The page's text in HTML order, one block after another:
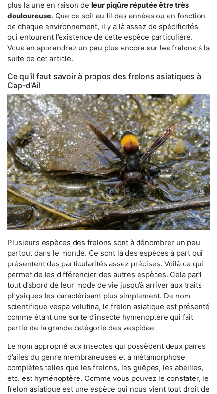
plus la une en raison de leur piqûre réputée être très
douloureuse. Que ce soit au fil des années ou en fonction
de chaque environnement, il y a là assez de spécificités
qui entourent l’existence de cette espèce particulière.
Vous en apprendrez un peu plus encore sur les frelons à la
suite de cet article.
Ce qu’il faut savoir à propos des frelons asiatiques à
Cap-d'Ail
Plusieurs espèces des frelons sont à dénombrer un peu
partout dans le monde. Ce sont là des espèces à part qui
présentent des particularités assez précises. Voilà ce qui
permet de les différencier des autres espèces. Cela part
tout d’abord de leur mode de vie jusqu’à arriver aux traits
physiques les caractérisant plus simplement. De nom
scientifique vespa velutina, le frelon asiatique est présenté
comme étant une sorte d’insecte hyménoptère qui fait
partie de la grande catégorie des vespidae.
Le nom approprié aux insectes qui possèdent deux paires
d’ailes du genre membraneuses et à métamorphose
complètes telles que les frelons, les guêpes, les abeilles,
etc. est hyménoptère. Comme vous pouvez le constater, le
frelon asiatique est une espèce qui nous vient tout droit de